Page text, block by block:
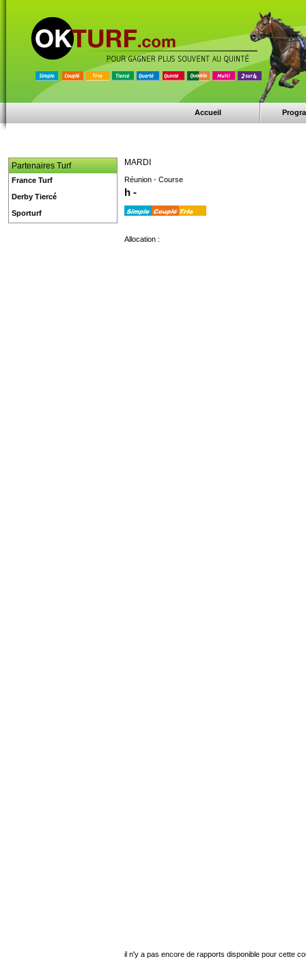
Accueil
MARDI
Réunion - Course
h -
Allocation :
il n'y a pas encore de rapports disponible pour cette
Partenaires Turf
France Turf
Derby Tiercé
Sporturf